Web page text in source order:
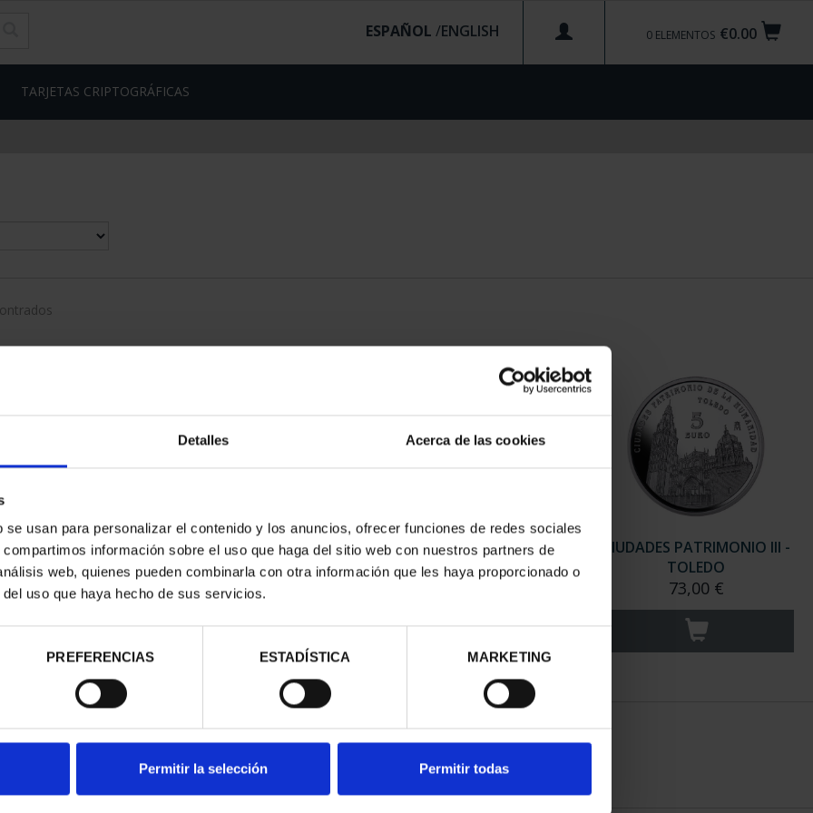
Detalles Acerca de las cookies
usan para personalizar el contenido y los anuncios, ofrecer funciones de redes sociales
información sobre el uso que haga del sitio web con nuestros partners de
web, quienes pueden combinarla con otra información que les haya proporcionado o
uso que haya hecho de sus servicios.
PREFERENCIAS ESTADÍSTICA MARKETING
Permitir la selección Permitir todas
€0.00
0 ELEMENTOS
ESPAÑOL /
TARJETAS CRIPTOGRÁFICAS
III -
€
CIUDADES PATRIMONIO III -
SEGOVIA
73,00 €
CIUDADES PATRIMONIO III -
SANTIAGO DE CO...
CIUDADES PATRIMONIO III -
TOLEDO
73,00 €